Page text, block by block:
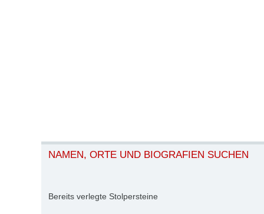
NAMEN, ORTE UND BIOGRAFIEN SUCHEN
Bereits verlegte Stolpersteine